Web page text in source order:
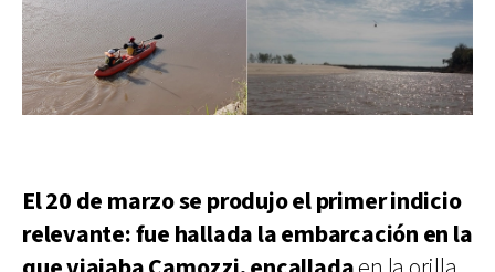
El 20 de marzo se produjo el primer indicio
relevante: fue hallada la embarcación en la